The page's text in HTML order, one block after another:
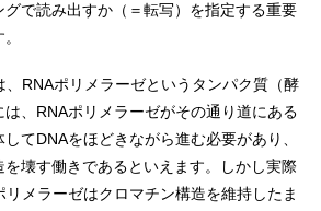
で読み出すか（＝転写）を指定する重要
、RNAポリメラーゼというタンパク質（酵
、RNAポリメラーゼがその通り道にある
てDNAをほどきながら進む必要があり、
壊す働きであるといえます。しかし実際
メラーゼはクロマチン構造を維持したま